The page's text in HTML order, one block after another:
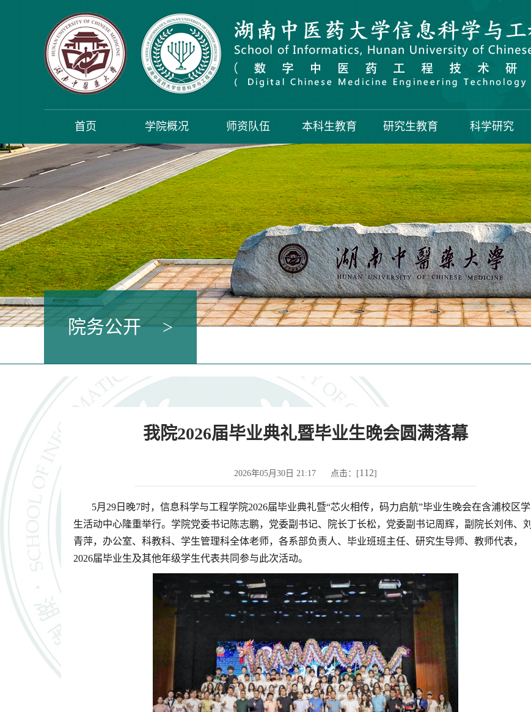
首页 学院概况 师资队伍 本科生教育 研究生教育 科学研究
院务公开 >
我院2026届毕业典礼暨毕业生晚会圆满落幕
2026年05月30日 21:17 点击：[112]
5月29日晚7时，信息科学与工程学院2026届毕业典礼暨“芯火相传，码力启航”毕业生晚会在含浦校区学
生活动中心隆重举行。学院党委书记陈志鹏，党委副书记、院长丁长松，党委副书记周辉，副院长刘伟、刘
青萍，办公室、科教科、学生管理科全体老师，各系部负责人、毕业班班主任、研究生导师、教师代表，
2026届毕业生及其他年级学生代表共同参与此次活动。